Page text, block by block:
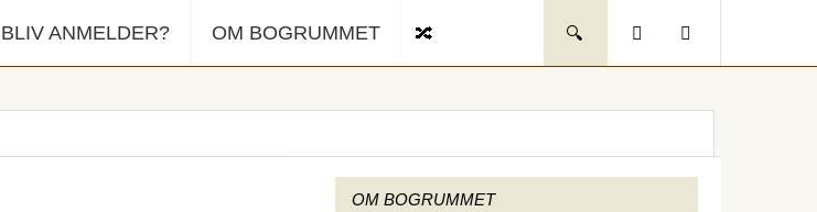
BLIV ANMELDER? OM BOGRUMMET
OM BOGRUMMET